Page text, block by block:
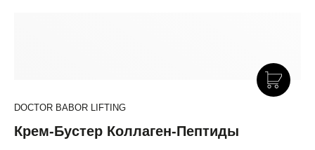
DOCTOR BABOR LIFTING
Крем-Бустер Коллаген-Пептиды